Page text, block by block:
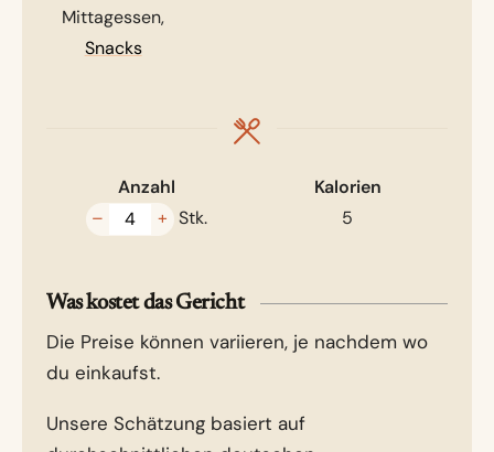
Mittagessen,
Snacks
Anzahl
–
+ Stk.
Kalorien
5
Was kostet das Gericht
Die Preise können variieren, je nachdem wo
du einkaufst.
Unsere Schätzung basiert auf